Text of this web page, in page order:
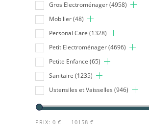
Gros Electroménager(4958)
Mobilier(48)
Personal Care (1328)
Petit Electroménager(4696)
Petite Enfance (65)
Sanitaire (1235)
Ustensiles et Vaisselles (946)
PRIX: 0 € — 10158 €